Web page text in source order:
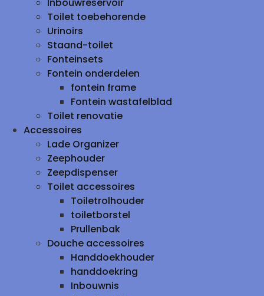
Toilet toebehorende
Urinoirs
Staand-toilet
Fonteinsets
Fontein onderdelen
fontein frame
Fontein wastafelblad
Toilet renovatie
Accessoires
Lade Organizer
Zeephouder
Zeepdispenser
Toilet accessoires
Toiletrolhouder
toiletborstel
Prullenbak
Douche accessoires
Handdoekhouder
handdoekring
Inbouwnis